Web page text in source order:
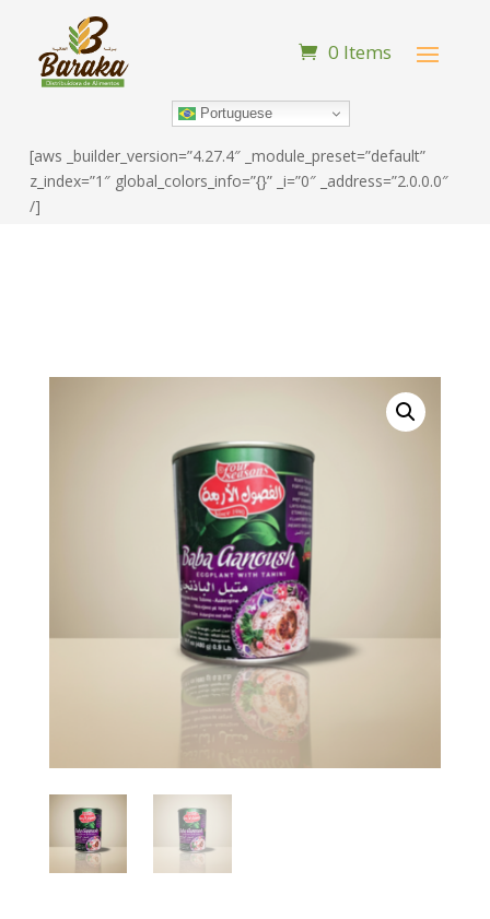
0 Items
Portuguese
[aws _builder_version=”4.27.4″ _module_preset=”default”
z_index=”1″ global_colors_info=”{}” _i=”0″ _address=”2.0.0.0″
/]